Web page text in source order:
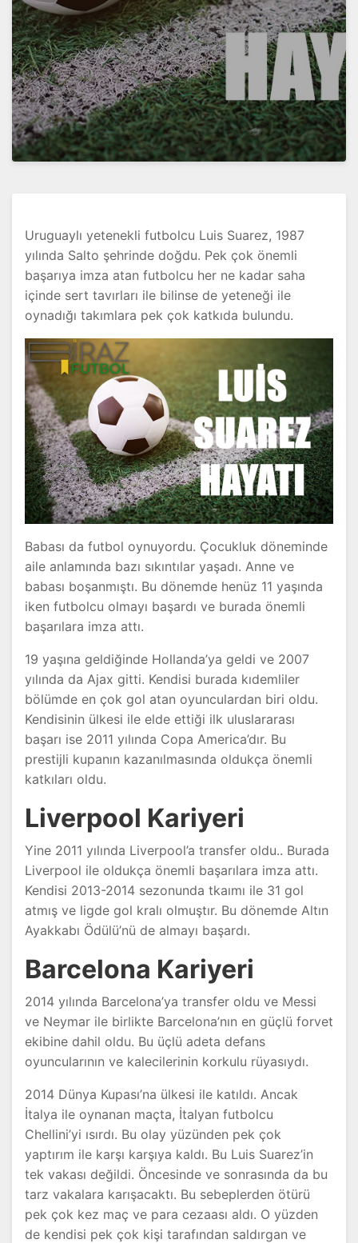
Uruguaylı yetenekli futbolcu Luis Suarez, 1987
yılında Salto şehrinde doğdu. Pek çok önemli
başarıya imza atan futbolcu her ne kadar saha
içinde sert tavırları ile bilinse de yeteneği ile
oynadığı takımlara pek çok katkıda bulundu.
Babası da futbol oynuyordu. Çocukluk döneminde
aile anlamında bazı sıkıntılar yaşadı. Anne ve
babası boşanmıştı. Bu dönemde henüz 11 yaşında
iken futbolcu olmayı başardı ve burada önemli
başarılara imza attı.
19 yaşına geldiğinde Hollanda’ya geldi ve 2007
yılında da Ajax gitti. Kendisi burada kıdemliler
bölümde en çok gol atan oyunculardan biri oldu.
Kendisinin ülkesi ile elde ettiği ilk uluslararası
başarı ise 2011 yılında Copa America’dır. Bu
prestijli kupanın kazanılmasında oldukça önemli
katkıları oldu.
Liverpool Kariyeri
Yine 2011 yılında Liverpool’a transfer oldu.. Burada
Liverpool ile oldukça önemli başarılara imza attı.
Kendisi 2013-2014 sezonunda tkaımı ile 31 gol
atmış ve ligde gol kralı olmuştır. Bu dönemde Altın
Ayakkabı Ödülü’nü de almayı başardı.
Barcelona Kariyeri
2014 yılında Barcelona’ya transfer oldu ve Messi
ve Neymar ile birlikte Barcelona’nın en güçlü forvet
ekibine dahil oldu. Bu üçlü adeta defans
oyuncularının ve kalecilerinin korkulu rüyasıydı.
2014 Dünya Kupası’na ülkesi ile katıldı. Ancak
İtalya ile oynanan maçta, İtalyan futbolcu
Chellini’yi ısırdı. Bu olay yüzünden pek çok
yaptırım ile karşı karşıya kaldı. Bu Luis Suarez’in
tek vakası değildi. Öncesinde ve sonrasında da bu
tarz vakalara karışacaktı. Bu sebeplerden ötürü
pek çok kez maç ve para cezaası aldı. O yüzden
de kendisi pek çok kişi tarafından saldırgan ve